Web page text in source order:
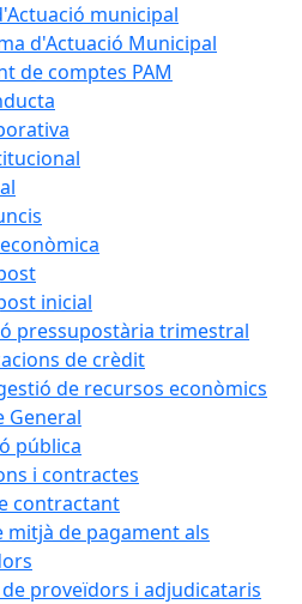
municipal
d'Actuació Municipal
de comptes PAM
inicial
pressupostària trimestral
de crèdit
de recursos econòmics
General
pública
i contractes
contractant
mitjà de pagament als
de proveïdors i adjudicataris